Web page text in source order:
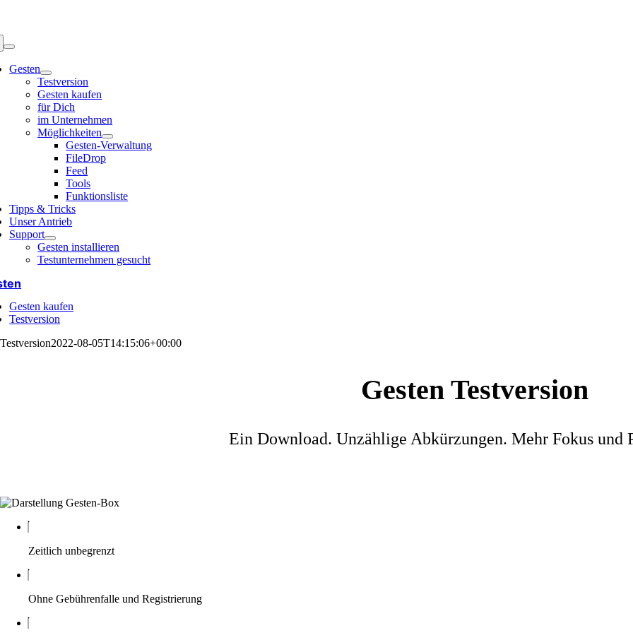
Gesten
Testversion
Gesten kaufen
für Dich
im Unternehmen
Möglichkeiten
Gesten-Verwaltung
FileDrop
Feed
Tools
Funktionsliste
Tipps & Tricks
Unser Antrieb
Support
Gesten installieren
Testunternehmen gesucht
Gesten kaufen
Testversion
Testversion2022-08-05T14:15:06+00:00
Gesten Testversion
Ein Download. Unzählige Abkürzungen. Mehr Fokus und
Zeitlich unbegrenzt
Ohne Gebührenfalle und Registrierung